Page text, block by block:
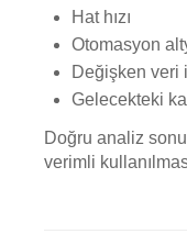
Hat hızı
Otomasyon
Değişken veri
Gelecekteki
Doğru analiz
verimli